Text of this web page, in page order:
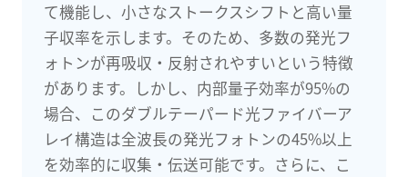
て機能し、小さなストークスシフトと高い量
子収率を示します。そのため、多数の発光フ
ォトンが再吸収・反射されやすいという特徴
があります。しかし、内部量子効率が95%の
場合、このダブルテーパード光ファイバーア
レイ構造は全波長の発光フォトンの45%以上
を効率的に収集・伝送可能です。さらに、こ